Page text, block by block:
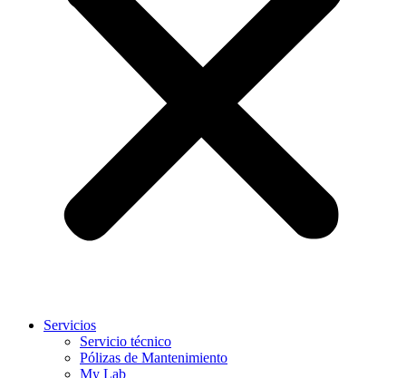
Servicios
Servicio técnico
Pólizas de Mantenimiento
My Lab